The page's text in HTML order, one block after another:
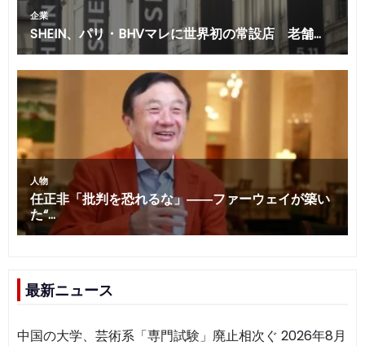
最新ニュース
中国の大学、芸術系「専門試験」廃止相次ぐ 2026年8月